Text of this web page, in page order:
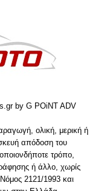
by G POiNT ADV
ολική, μερική ή
απόδοση του
τρόπο,
ή άλλο, χωρίς
2121/1993 και